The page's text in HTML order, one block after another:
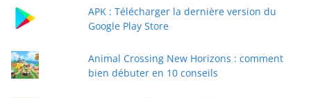
a
APK : Télécharger la dernière version du
Google Play Store
Animal Crossing New Horizons : comment
bien débuter en 10 conseils